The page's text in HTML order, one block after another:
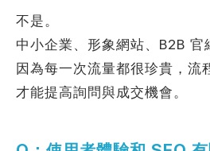
不是。
中小企業、形象網站、B2B 官
因為每一次流量都很珍貴，流
才能提高詢問與成交機會。